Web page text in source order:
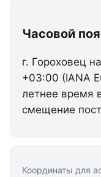
Часовой
г. Гороховец
+03:00 (IANA
летнее время
смещение
Координаты для